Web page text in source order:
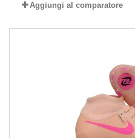
Aggiungi al comparatore